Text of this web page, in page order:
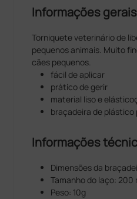
Informações gerais
Torniquete veterinário de
pequenos animais. Muito
cães pequenos.
fácil de aplicar
prático de gerir
material liso e
braçadeira de plástico
Informações
Dimensões da
Tamanho do laço: 200
Peso: 10g